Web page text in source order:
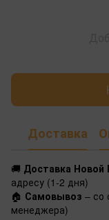
Доставка
🚚 Доставка Новой
адресу (1-2 дня)
🏠 Самовывоз – со
менеджера)